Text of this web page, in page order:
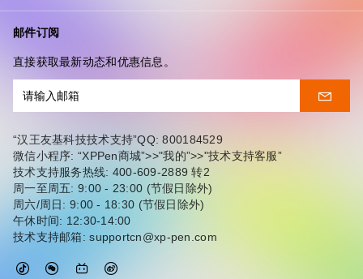
邮件订阅
直接获取最新动态和优惠信息。
“汉王友基科技技术支持”QQ: 800184529
微信小程序: “XPPen商城”>>"我的”>>"技术支持客服”
技术支持服务热线: 400-609-2889 转2
周一至周五: 9:00 - 23:00 (节假日除外)
周六/周日: 9:00 - 18:30 (节假日除外)
午休时间: 12:30-14:00
技术支持邮箱: supportcn@xp-pen.com